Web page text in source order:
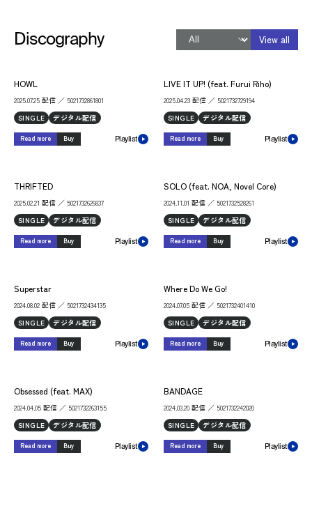
Discography View all
HOWL
2025.07.25 配信 ／ 5021732861801
SINGLE
デジタル配信
Read more Buy Playlist
LIVE IT UP! (feat. Furui Riho)
2025.04.23 配信 ／ 5021732729194
SINGLE
デジタル配信
Read more Buy Playlist
THRIFTED
2025.02.21 配信 ／ 5021732626837
SINGLE
デジタル配信
Read more Buy Playlist
SOLO (feat. NOA, Novel Core)
2024.11.01 配信 ／ 5021732528261
SINGLE
デジタル配信
Read more Buy Playlist
Superstar
2024.08.02 配信 ／ 5021732434135
SINGLE
デジタル配信
Read more Buy Playlist
Where Do We Go!
2024.07.05 配信 ／ 5021732401410
SINGLE
デジタル配信
Read more Buy Playlist
Obsessed (feat. MAX)
2024.04.05 配信 ／ 5021732263155
SINGLE
デジタル配信
Read more Buy Playlist
BANDAGE
2024.03.20 配信 ／ 5021732242020
SINGLE
デジタル配信
Read more Buy Playlist